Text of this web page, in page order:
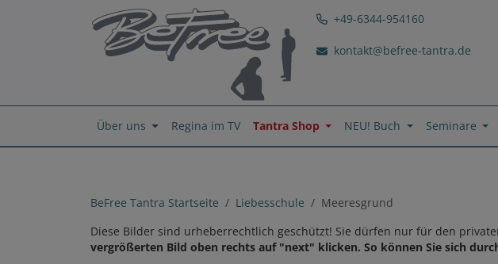
+49-6344-954160
kontakt@befree-tantra.de
Über uns Regina im TV Tantra Shop NEU! Buch Seminare
BeFree Tantra Startseite Liebesschule
Meeresgrund
Diese Bilder sind urheberrechtlich geschützt! Sie dürfen nur für den
vergrößerten Bild oben rechts auf "next" klicken. So können Sie sich